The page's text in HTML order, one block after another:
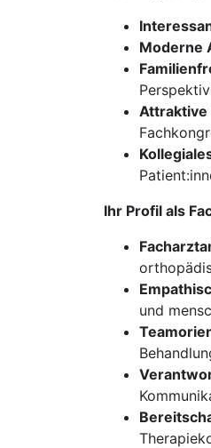
Moderne
Attraktive
Ihr Profil als
und